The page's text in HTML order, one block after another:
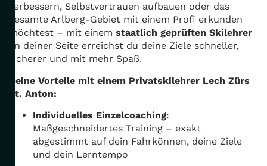
verbessern, Selbstvertrauen aufbauen oder das
gesamte Arlberg-Gebiet mit einem Profi erkunden
möchtest – mit einem staatlich geprüften Skilehrer
an deiner Seite erreichst du deine Ziele schneller,
sicherer und mit mehr Spaß.
Deine Vorteile mit einem Privatskilehrer Lech Zürs
St. Anton:
Individuelles Einzelcoaching:
Maßgeschneidertes Training – exakt
abgestimmt auf dein Fahrkönnen, deine Ziele
und dein Lerntempo